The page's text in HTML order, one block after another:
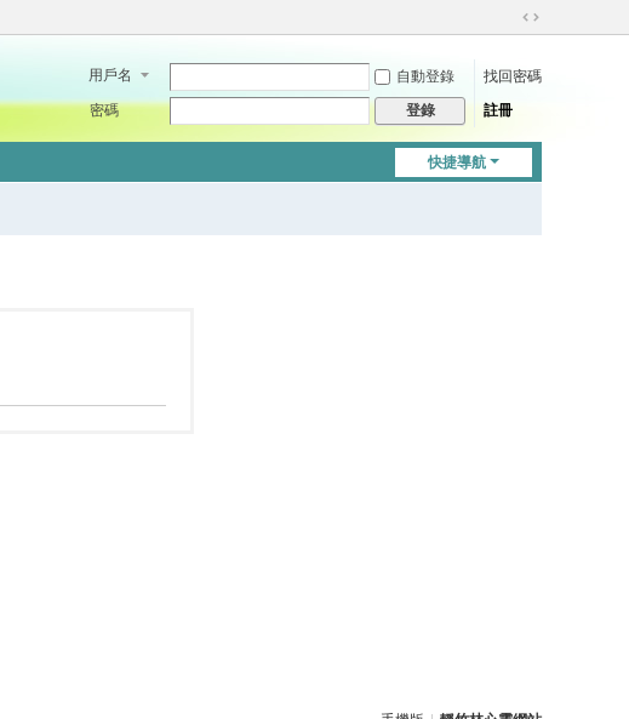
切
到
用戶名 自動登錄
找回密碼
密碼
登錄 註冊
快捷導航